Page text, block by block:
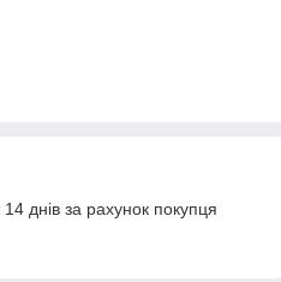
днів за рахунок покупця